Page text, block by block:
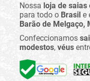
Nossa loja de saias
para todo o Brasil e
Barão de Melgaço,
Confeccionamos
modestos, véus